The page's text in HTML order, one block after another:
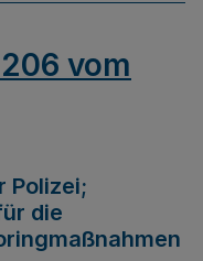
vom
Polizei;
die